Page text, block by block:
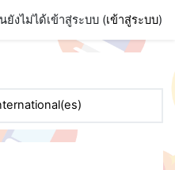
search input
ยังไม่ได้เข้าสู่ระบบ (เข้าสู่ระบบ)